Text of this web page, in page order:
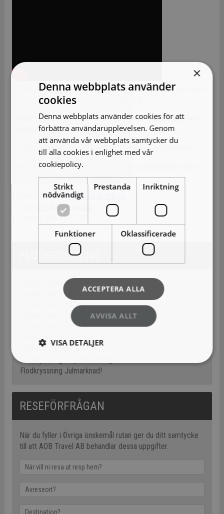
Önskar ni förlänga/förkorta resan? Då är det bara att höra av er
till oss! Vi skräddarsyr efter era önskemål!
RING OSS FÖR BOKNING OCH ÖVRIG INFORMATION 040-
Vi reserverar oss för eventuell slutförsäljning & prisändring.
*Delbetala räntefritt upp till 12 månader, uppläggningsavgift på
295:- per köp tillkommer (villkor).
» Reseförfrågan:Skicka en förfrågan
info@aobtravel.se
» Telefon: 040-45 69 30
FLODKRYSSNING
Flodkryssning på Donau!
Flodkryssning på Douro!
Flodkryssning på Mosel!
Flodkryssning på Po!
Flodkryssning på Rhen!
Flodkryssning på Rhone!
Flodkryssning på Seine!
Flodkryssning Tulpanblomning!
Flodkryssning Julmarknad!
RESEFÖRFRÅGAN
När du fyller i Övriga önskemål rutan ger du ditt samtycke
till att AOB Travel AB behandlar dessa uppgifter.
×
Denna webbplats använder
cookies
Denna webbplats använder cookies för att
förbättra användarupplevelsen. Genom
att använda vår webbplats samtycker du
till alla cookies i enlighet med vår
cookiepolicy.
Strikt
nödvändigt
Prestanda Inriktning
Funktioner Oklassificerade
ACCEPTERA ALLA
AVVISA ALLT
VISA DETALJER